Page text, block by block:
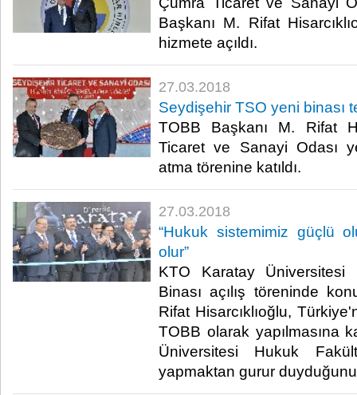
Başkanı M. Rifat
hizmete açıldı.​
27.03.2018
Seydişehir TSO yeni binası
TOBB Başkanı M. Rifat
Ticaret ve Sanayi Odası
atma törenine katıldı.​
27.03.2018
“Hukuk sistemimiz güçlü
olur”
KTO Karatay
Binası açılış töreninde
Rifat Hisarcıklıoğlu,
TOBB olarak yapılmasına
Üniversitesi Hukuk
yapmaktan gurur